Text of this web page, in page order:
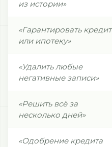
из истории»
«Гарантировать кредит
или ипотеку»
«Удалить любые
негативные записи»
«Решить всё за
несколько дней»
«Одобрение кредита